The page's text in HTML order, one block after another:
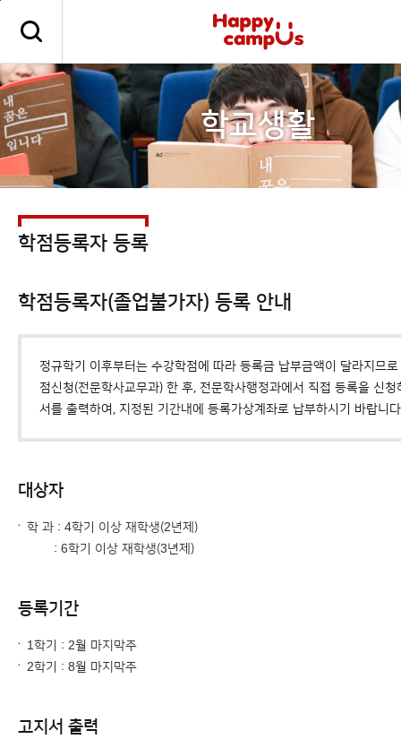
학교생활
학점등록자 등록
학점등록자(졸업불가자) 등록 안내
정규학기 이후부터는 수강학점에 따라 등록금 납부금액이 달라지므
점신청(전문학사교무과) 한 후, 전문학사행정과에서 직접 등록을 신청
서를 출력하여, 지정된 기간내에 등록가상계좌로 납부하시기 바랍니
대상자
학 과 : 4학기 이상 재학생(2년제)
: 6학기 이상 재학생(3년제)
등록기간
1학기 : 2월 마지막주
2학기 : 8월 마지막주
고지서 출력